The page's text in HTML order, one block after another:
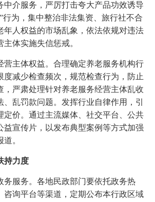
中介服务，严厉打击夸大产品功效诱导
行为，集中整治非法集资、旅行社不合
年人权益的市场乱象，依法依规对违法
体实施失信惩戒。
营主体权益。合理确定养老服务机构行
度减少检查频次，规范检查行为，防止
，严肃处理针对养老服务经营主体乱收
乱罚款问题。发挥行业自律作用，引
定价。通过主流媒体、社交平台、公共
益宣传片，以发布典型案例等方式加强
。
持力度
务服务。各地民政部门要依托政务热
咨询平台等渠道，定期公布本行政区域